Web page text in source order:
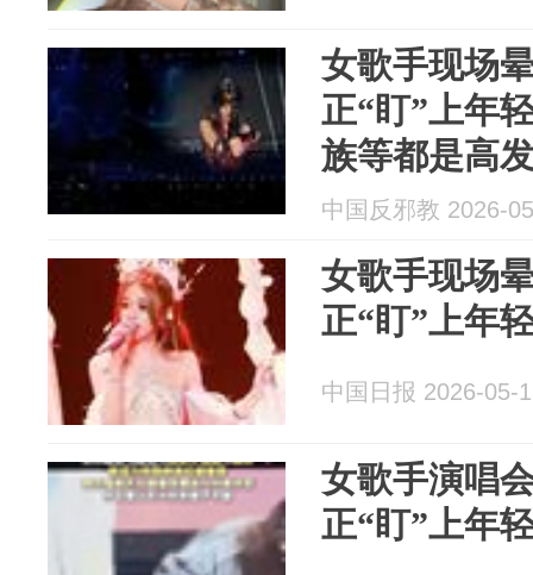
女歌手现场
正“盯”上年
族等都是高
中国反邪教 2026-
女歌手现场
正“盯”上年
中国日报 2026-05-
女歌手演唱
正“盯”上年